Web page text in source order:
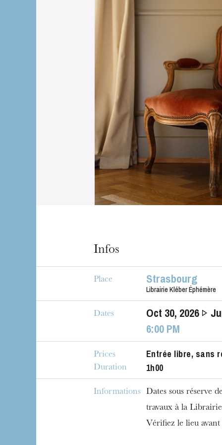
House
Infos
Place Strasbourg
Librairie Kléber Éphémère
Dates Oct 30, 2026
6:00 PM
Prices Entrée libre, sans
Duration 1h00
Informations
Dates sous réserve
travaux à la
Vérifiez le lieu avant